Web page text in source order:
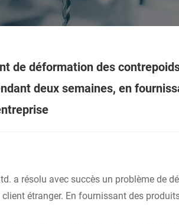
de déformation des
deux semaines, en
a résolu avec succès un problème de
étranger. En fournissant des